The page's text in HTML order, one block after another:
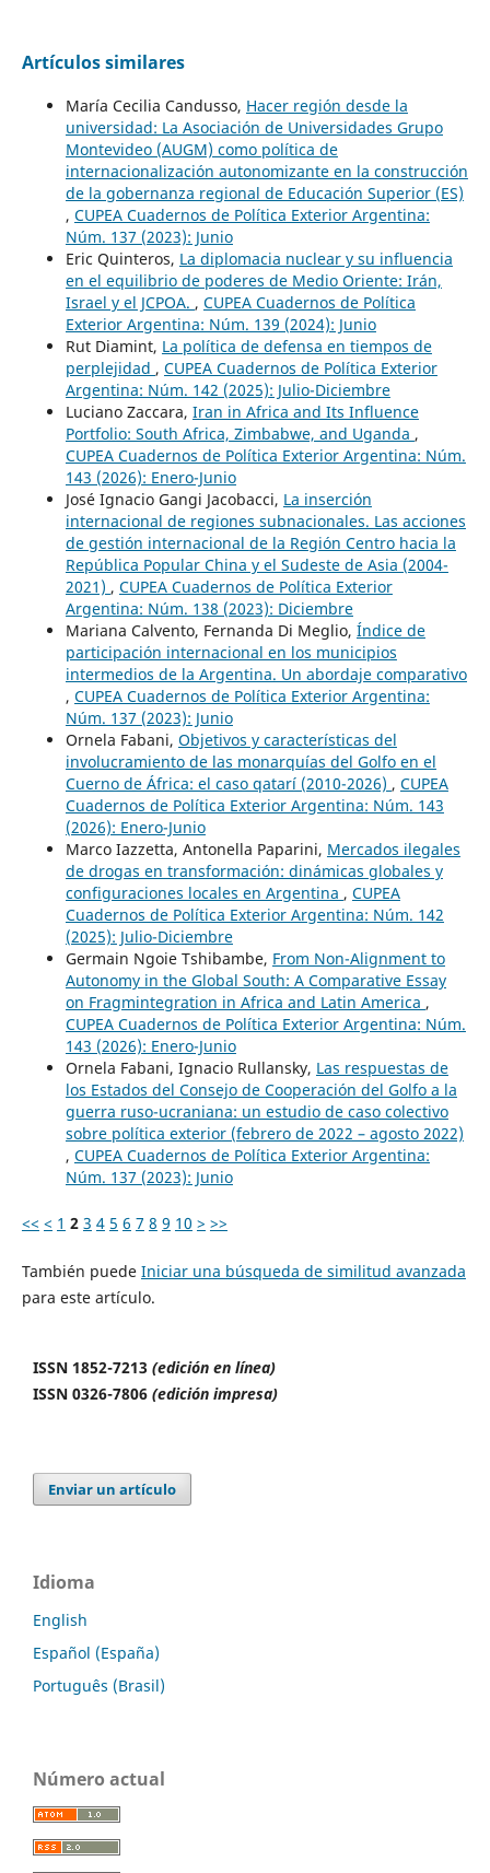
Artículos similares
María Cecilia Candusso, Hacer región desde la
universidad: La Asociación de Universidades Grupo
Montevideo (AUGM) como política de
internacionalización autonomizante en la construcción
de la gobernanza regional de Educación Superior (ES)
, CUPEA Cuadernos de Política Exterior Argentina:
Núm. 137 (2023): Junio
Eric Quinteros, La diplomacia nuclear y su influencia
en el equilibrio de poderes de Medio Oriente: Irán,
Israel y el JCPOA. , CUPEA Cuadernos de Política
Exterior Argentina: Núm. 139 (2024): Junio
Rut Diamint, La política de defensa en tiempos de
perplejidad , CUPEA Cuadernos de Política Exterior
Argentina: Núm. 142 (2025): Julio-Diciembre
Luciano Zaccara, Iran in Africa and Its Influence
Portfolio: South Africa, Zimbabwe, and Uganda ,
CUPEA Cuadernos de Política Exterior Argentina: Núm.
143 (2026): Enero-Junio
José Ignacio Gangi Jacobacci, La inserción
internacional de regiones subnacionales. Las acciones
de gestión internacional de la Región Centro hacia la
República Popular China y el Sudeste de Asia (2004-
2021) , CUPEA Cuadernos de Política Exterior
Argentina: Núm. 138 (2023): Diciembre
Mariana Calvento, Fernanda Di Meglio, Índice de
participación internacional en los municipios
intermedios de la Argentina. Un abordaje comparativo
, CUPEA Cuadernos de Política Exterior Argentina:
Núm. 137 (2023): Junio
Ornela Fabani, Objetivos y características del
involucramiento de las monarquías del Golfo en el
Cuerno de África: el caso qatarí (2010-2026) , CUPEA
Cuadernos de Política Exterior Argentina: Núm. 143
(2026): Enero-Junio
Marco Iazzetta, Antonella Paparini, Mercados ilegales
de drogas en transformación: dinámicas globales y
configuraciones locales en Argentina , CUPEA
Cuadernos de Política Exterior Argentina: Núm. 142
(2025): Julio-Diciembre
Germain Ngoie Tshibambe, From Non-Alignment to
Autonomy in the Global South: A Comparative Essay
on Fragmintegration in Africa and Latin America ,
CUPEA Cuadernos de Política Exterior Argentina: Núm.
143 (2026): Enero-Junio
Ornela Fabani, Ignacio Rullansky, Las respuestas de
los Estados del Consejo de Cooperación del Golfo a la
guerra ruso-ucraniana: un estudio de caso colectivo
sobre política exterior (febrero de 2022 – agosto 2022)
, CUPEA Cuadernos de Política Exterior Argentina:
Núm. 137 (2023): Junio
<< < 1 2 3 4 5 6 7 8 9 10 > >>
También puede Iniciar una búsqueda de similitud avanzada
para este artículo.
ISSN 1852-7213 (edición en línea)
ISSN 0326-7806 (edición impresa)
Enviar un artículo
Idioma
English
Español (España)
Português (Brasil)
Número actual